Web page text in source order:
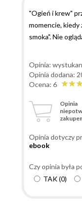
"Ogień i krew"
momencie, kiedy
smoka". Nie
więc
tomach to
wziąć się za "Grę
obejrzeć serial. I
wciągnął mnie
odwrotnie. Czy
trzysta lat
Targaryenowie
Opinia:
Opinia dodana:
Ocena: 6
Opinia
Opinia dotyczy
ebook
Czy opinia była
TAK(0)